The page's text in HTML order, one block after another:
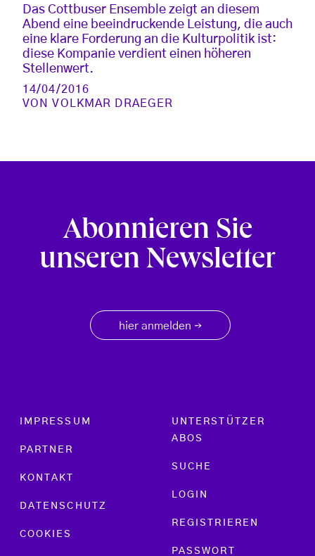
Das Cottbuser Ensemble zeigt an diesem
Abend eine beeindruckende Leistung, die auch
eine klare Forderung an die Kulturpolitik ist:
diese Kompanie verdient einen höheren
Stellenwert.
14/04/2016
VONVOLKMAR DRAEGER
Abonnieren Sie
unseren Newsletter
hier anmelden →
Footer menu
IMPRESSUM
PARTNER
KONTAKT
DATENSCHUTZ
COOKIES
UNTERSTÜTZER
ABOS
SUCHE
LOGIN
REGISTRIEREN
PASSWORT